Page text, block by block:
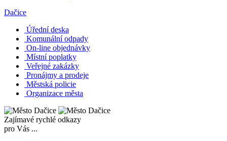
Dačice
Úřední deska
Komunální odpady
On-line objednávky
Místní poplatky
Veřejné zakázky
Pronájmy a prodeje
Městská policie
Organizace města
Zajímavé rychlé odkazy
pro Vás ...